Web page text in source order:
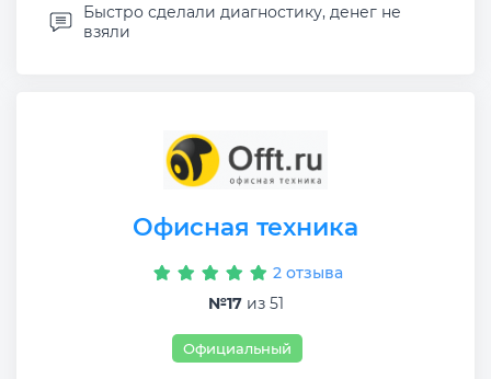
Быстро сделали диагностику, денег не
взяли
Офисная техника
2 отзыва
№17из 51
Официальный